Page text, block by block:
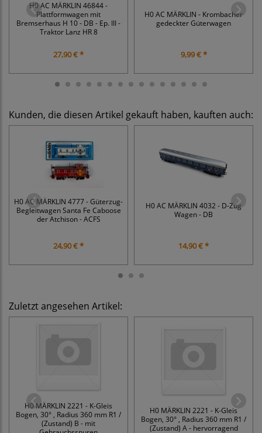
H0 AC MÄRKLIN 46844 -
Plattformwagen mit
Bremserhaus H 10 - DB - Ep. III -
Traktor Lanz HR 8
27,90 € *
H0 AC MÄRKLIN - Krombacher
gedeckter Güterwagen
9,99 € *
Kunden, die diesen Artikel gekauft haben, kauften auch:
H0 AC MÄRKLIN 4777 - Güterzug-
Begleitwagen Santa Fe Caboose
der Atchison - ACFS
24,90 € *
H0 AC MÄRKLIN 4032 - D-Zug
Wagen - DB
14,90 € *
Zuletzt angesehen Artikel:
H0 MÄRKLIN 2221 - K-Gleis
Bogen, 30° , Radius 360 mm R1 /
(Zustand) B - mit
H0 MÄRKLIN 2221 - K-Gleis
Bogen, 30° , Radius 360 mm R1 /
(Zustand) A - hervorragend